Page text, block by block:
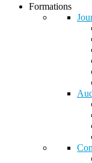
Formations